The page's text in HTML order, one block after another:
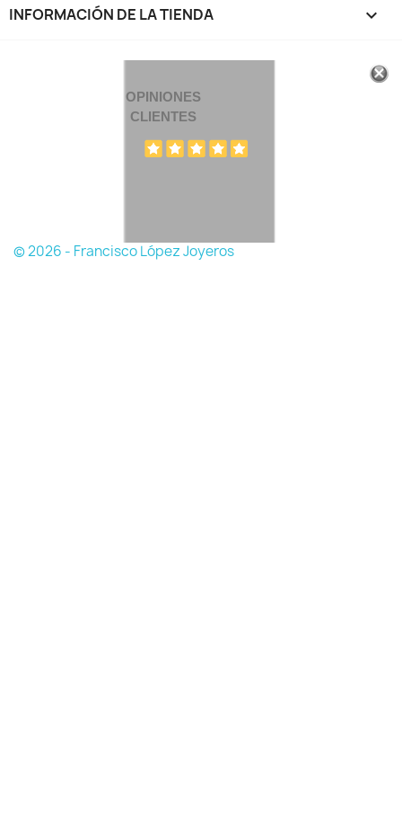
INFORMACIÓN DE LA TIENDA keyboard_arrow_down
OPINIONES
CLIENTES
© 2026 - Francisco López Joyeros